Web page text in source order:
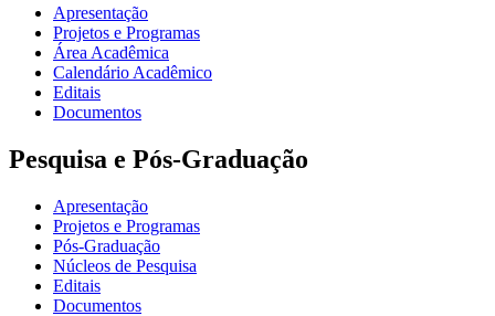
Apresentação
Projetos e Programas
Área Acadêmica
Calendário Acadêmico
Editais
Documentos
Pesquisa e Pós-Graduação
Apresentação
Projetos e Programas
Pós-Graduação
Núcleos de Pesquisa
Editais
Documentos